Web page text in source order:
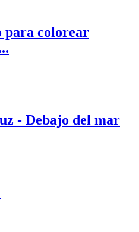
para colorear
- Debajo del mar